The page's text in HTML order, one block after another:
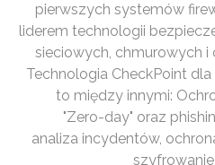
pierwszych systemów
liderem technologii
sieciowych, chmurowych i
Technologia CheckPoint
to między innymi:
"Zero-day" oraz
analiza incydentów,